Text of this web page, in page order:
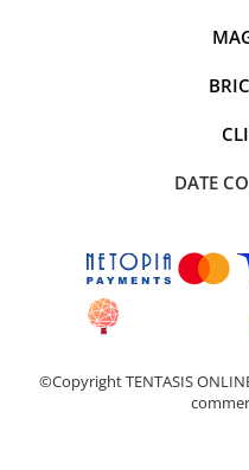
Instalatii liniare si role de
Liniare 220V
Perdea 220V
Plasa 220V
Diverse pentru casa si
DATE
©Copyright TENTASIS